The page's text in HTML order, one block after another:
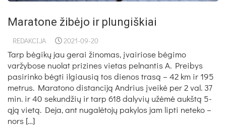
Maratone žibėjo ir plungiškiai
REDAKCIJA 2021-09-20
Tarp bėgikų jau gerai žinomas, įvairiose bėgimo
varžybose nuolat prizines vietas pelnantis A. Preibys
pasirinko bėgti ilgiausią tos dienos trasą – 42 km ir 195
metrus. Maratono distanciją Andrius įveikė per 2 val. 37
min. ir 40 sekundžių ir tarp 618 dalyvių užėmė aukštą 5-
ąją vietą. Deja, ant nugalėtojų pakylos jam lipti neteko –
nors […]